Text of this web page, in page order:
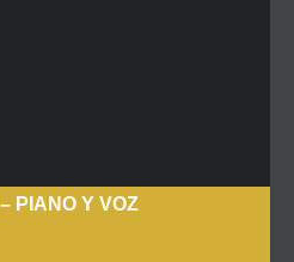
PIANO Y VOZ